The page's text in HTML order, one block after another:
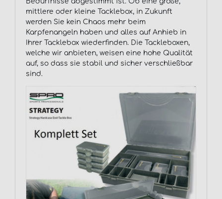
mittlere oder kleine Tacklebox, in Zukunft
werden Sie kein Chaos mehr beim
Karpfenangeln haben und alles auf Anhieb in
Ihrer Tacklebox wiederfinden. Die Tackleboxen,
welche wir anbieten, weisen eine hohe Qualität
auf, so dass sie stabil und sicher verschließbar
sind.